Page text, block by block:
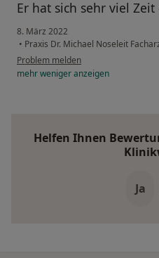
Er hat sich sehr viel
8. März 2022
• Praxis Dr. Michael Noseleit
Problem melden
mehrwenigeranzeigen
Helfen Ihnen
Ja